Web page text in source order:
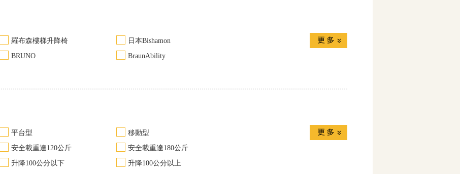
羅布森樓梯升降椅
日本Bishamon
BRUNO
BraunAbility
平台型
移動型
安全載重達120公斤
安全載重達180公斤
升降100公分以下
升降100公分以上